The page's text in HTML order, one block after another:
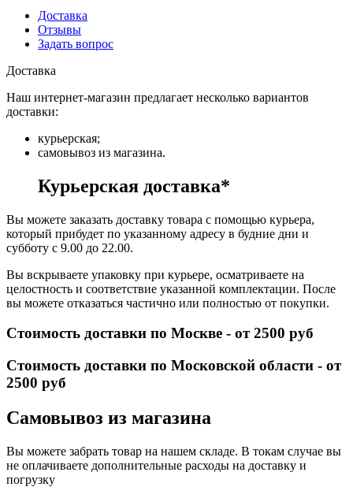
Доставка
Отзывы
Задать вопрос
Доставка
Наш интернет-магазин предлагает несколько вариантов
доставки:
курьерская;
самовывоз из магазина.
Курьерская доставка*
Вы можете заказать доставку товара с помощью курьера,
который прибудет по указанному адресу в будние дни и
субботу с 9.00 до 22.00.
Вы вскрываете упаковку при курьере, осматриваете на
целостность и соответствие указанной комплектации. После
вы можете отказаться частично или полностью от покупки.
Стоимость доставки по Москве - от 2500 руб
Стоимость доставки по Московской области - от
2500 руб
Самовывоз из магазина
Вы можете забрать товар на нашем складе. В токам случае вы
не оплачиваете дополнительные расходы на доставку и
погрузку